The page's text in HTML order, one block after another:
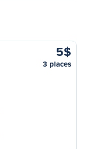
5$
3 places